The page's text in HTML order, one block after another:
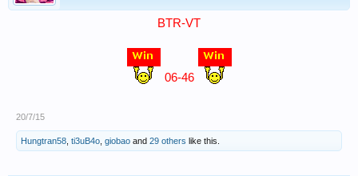
BTR-VT
06-46
20/7/15
Hungtran58 ti3uB4o giobao and 29 others like this.